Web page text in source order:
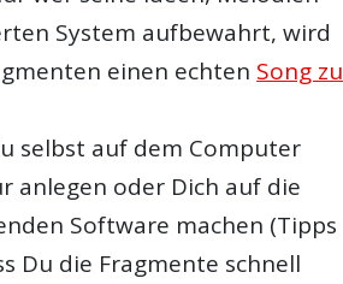
System aufbewahrt, wird
einen echten Song zu
selbst auf dem Computer
oder Dich auf die
Software machen (Tipps
Du die Fragmente schnell